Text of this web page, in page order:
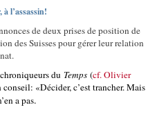
l’assassin!
de deux prises de position de
des Suisses pour gérer leur relation
du Temps (cf. Olivier
«Décider, c’est trancher. Mais
a pas.